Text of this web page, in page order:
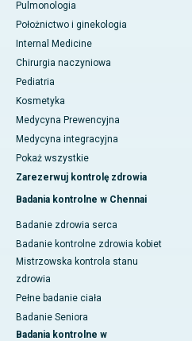
Pulmonologia
Położnictwo i ginekologia
Internal Medicine
Chirurgia naczyniowa
Pediatria
Kosmetyka
Medycyna Prewencyjna
Medycyna integracyjna
Pokaż wszystkie
Zarezerwuj kontrolę zdrowia
Badania kontrolne w Chennai
Badanie zdrowia serca
Badanie kontrolne zdrowia kobiet
Mistrzowska kontrola stanu
zdrowia
Pełne badanie ciała
Badanie Seniora
Badania kontrolne w